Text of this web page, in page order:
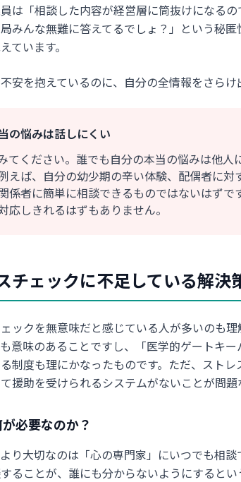
は「相談した内容が経営層に筒抜けになる
みんな無難に答えてるでしょ？」という秘
ています。
安を抱えているのに、自分の全情報をさらけ
の悩みは話しにくい
てください。誰でも自分の本当の悩みは他人
えば、自分の幼少期の辛い体験、配偶者に対
係者に簡単に相談できるものではないはず
応しきれるはずもありません。
チェックに不足している解決
ックを無意味だと感じている人が多いのも
意味のあることですし、「医学的ゲートキ
制度も理にかなったものです。ただ、スト
援助を受けられるシステムがないことが問題
必要なのか？
り大切なのは「心の専門家」にいつでも相
ることが、誰にも分からないようにするとい